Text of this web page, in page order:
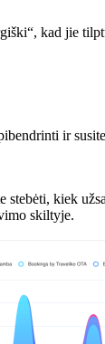
kad jie
ir
stebėti, kiek
skiltyje.